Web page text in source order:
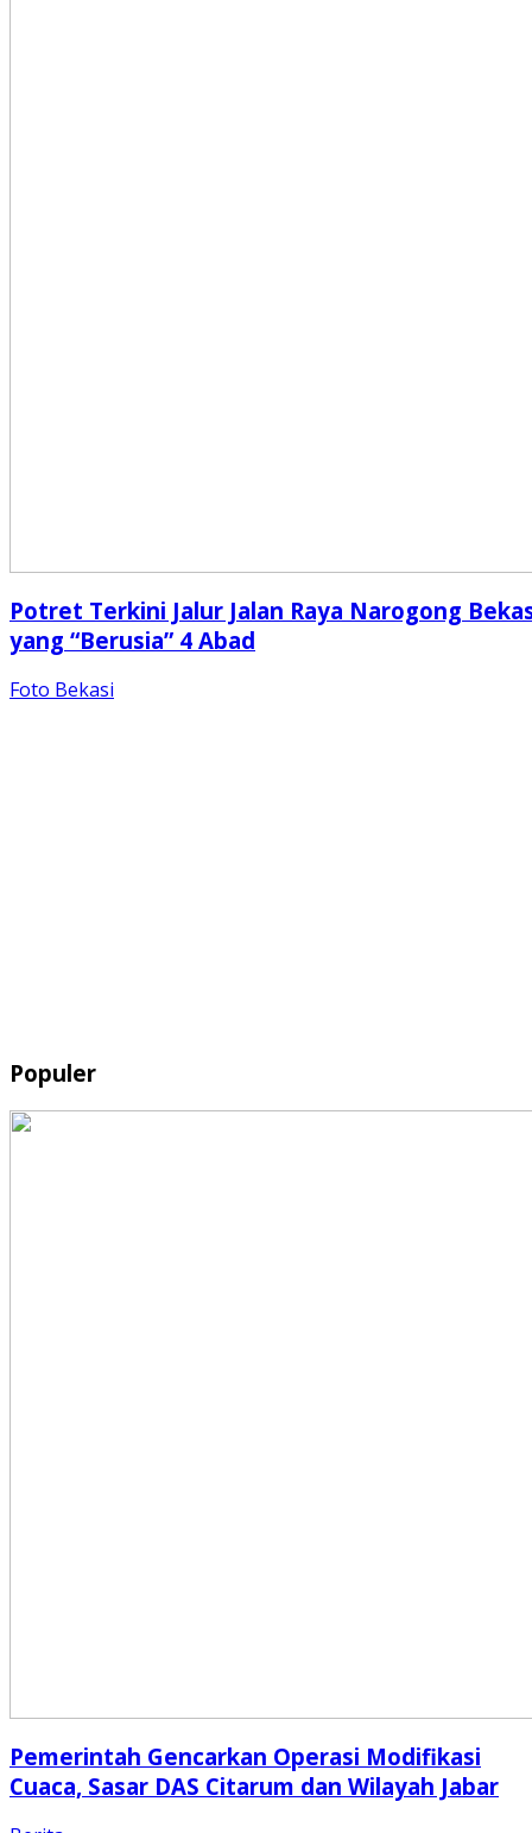
Potret Terkini Jalur Jalan Raya Narogong
yang “Berusia” 4 Abad
Foto Bekasi
Populer
Pemerintah Gencarkan Operasi Modifikasi
Cuaca, Sasar DAS Citarum dan Wilayah Jabar